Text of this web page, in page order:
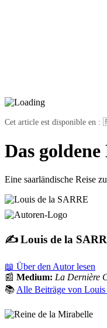
Cet article est disponible en
Das
Eine saarländische Reise
✍️ Louis de la
📖 Über den Autor lesen
📰 Medium: La Dernière
📚 Alle Beiträge von